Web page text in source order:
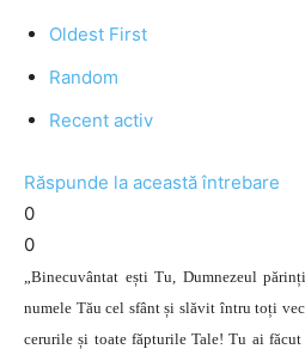
Oldest First
Random
Recent activ
Răspunde la această întrebare
0
0
„Binecuvântat ești Tu, Dumnezeul
numele Tău cel sfânt și slăvit întru toți
cerurile și toate făpturile Tale! Tu ai